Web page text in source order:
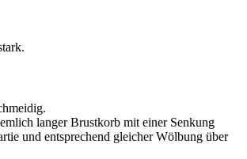
langer Brustkorb mit einer Senkung
und entsprechend gleicher Wölbung über